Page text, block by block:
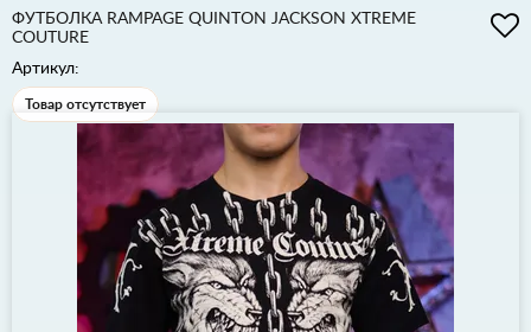
ФУТБОЛКА RAMPAGE QUINTON JACKSON XTREME
COUTURE
Артикул:
Товар отсутствует